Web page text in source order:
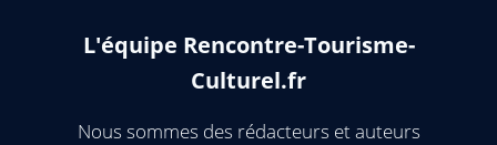
L'équipe Rencontre-Tourisme-
Culturel.fr
Nous sommes des rédacteurs et auteurs